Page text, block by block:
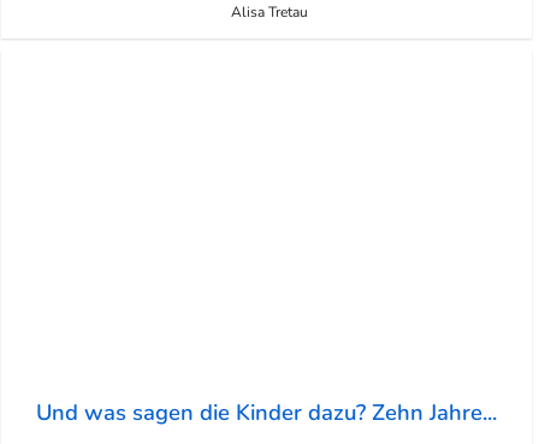
Alisa Tretau
Und was sagen die Kinder dazu? Zehn Jahre...